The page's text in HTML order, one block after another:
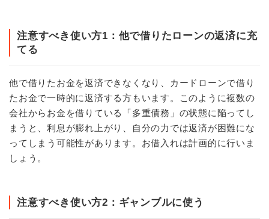
注意すべき使い方1：他で借りたローンの返済に充
てる
他で借りたお金を返済できなくなり、カードローンで借り
たお金で一時的に返済する方もいます。このように複数の
会社からお金を借りている「多重債務」の状態に陥ってし
まうと、利息が膨れ上がり、自分の力では返済が困難にな
ってしまう可能性があります。お借入れは計画的に行いま
しょう。
注意すべき使い方2：ギャンブルに使う